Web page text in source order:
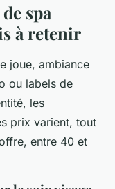
spa
à retenir
joue, ambiance
ou labels de
les
prix varient, tout
entre 40 et